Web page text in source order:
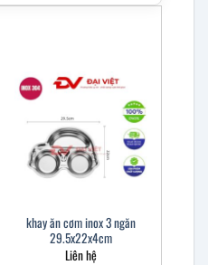
khay ăn cơm inox 3 ngăn
29.5x22x4cm
Liên hệ